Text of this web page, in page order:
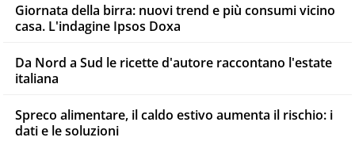
Giornata della birra: nuovi trend e più consumi vicino
casa. L'indagine Ipsos Doxa
Da Nord a Sud le ricette d'autore raccontano l'estate
italiana
Spreco alimentare, il caldo estivo aumenta il rischio: i
dati e le soluzioni